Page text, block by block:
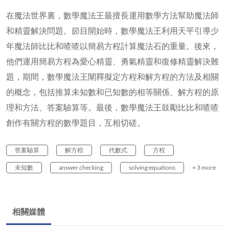
在魔法世界裏，數學魔法王最擅長運用數學方法幫助魔法師
和精靈解決問題。節目開始時，數學魔法王利用天平引導少
年魔法師比比和喳喳以簡易方程計算魔法石的重量。後來，
他們運用簡易方程為愛心精靈、勇氣精靈和復修精靈解決難
題，期間，數學魔法王闡釋擬定方程和解方程的方法及相關
的概念，包括推算未知數和已知數的相等關係、解方程的原
理和方法、答案驗算等。最後，數學魔法王鼓勵比比和喳喳
創作有關方程的數學題目，互相切磋。
答案驗算 解方程 代數式 方程
未知數 answer checking solving equations + 3 more
相關媒體